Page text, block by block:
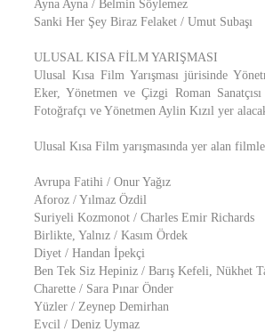
Ayna Ayna / Belmin Söylemez
Sanki Her Şey Biraz Felaket / Umut Subaşı
ULUSAL KISA FİLM YARIŞMASI
Ulusal Kısa Film Yarışması jürisinde
Eker, Yönetmen ve Çizgi Roman
Fotoğrafçı ve Yönetmen Aylin Kızıl yer
Ulusal Kısa Film yarışmasında yer alan
Avrupa Fatihi / Onur Yağız
Aforoz / Yılmaz Özdil
Suriyeli Kozmonot / Charles Emir Richards
Birlikte, Yalnız / Kasım Ördek
Diyet / Handan İpekçi
Ben Tek Siz Hepiniz / Barış Kefeli, Nükhet
Charette / Sara Pınar Önder
Yüzler / Zeynep Demirhan
Evcil / Deniz Uymaz